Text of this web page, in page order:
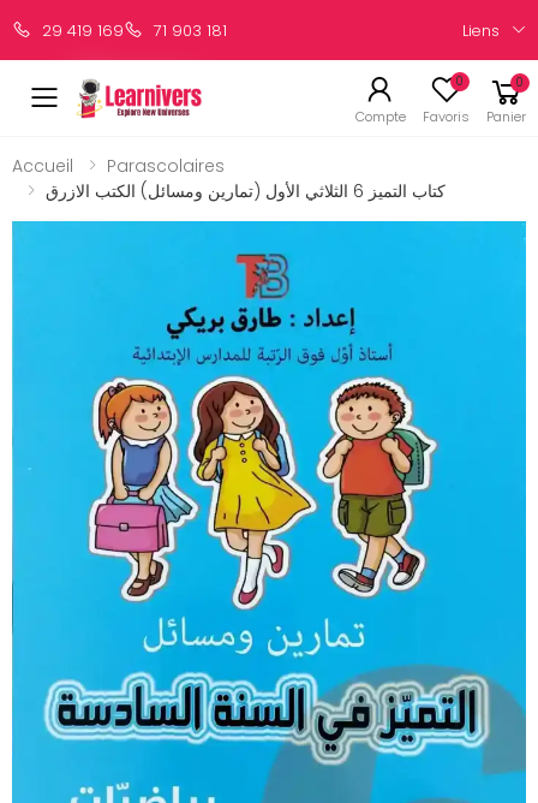
29 419 169 71 903 181 Liens
Compte
0
Favoris
0
Panier
Accueil
Parascolaires
كتاب التميز 6 الثلاثي الأول (تمارين ومسائل) الكتب الازرق